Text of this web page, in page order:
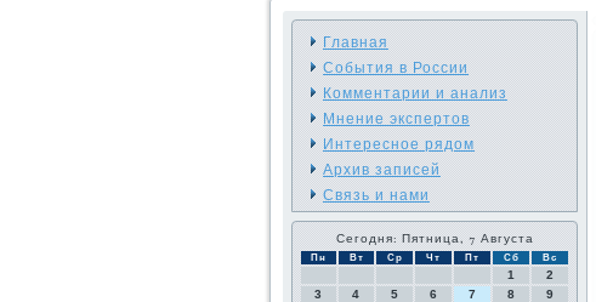
Главная
События в России
Комментарии и анализ
Мнение экспертов
Интересное рядом
Архив записей
Связь и нами
Сегодня: Пятница, 7 Августа
Пн Вт Ср Чт Пт Сб Вс
1
2
3
4 5 6 7 8
9